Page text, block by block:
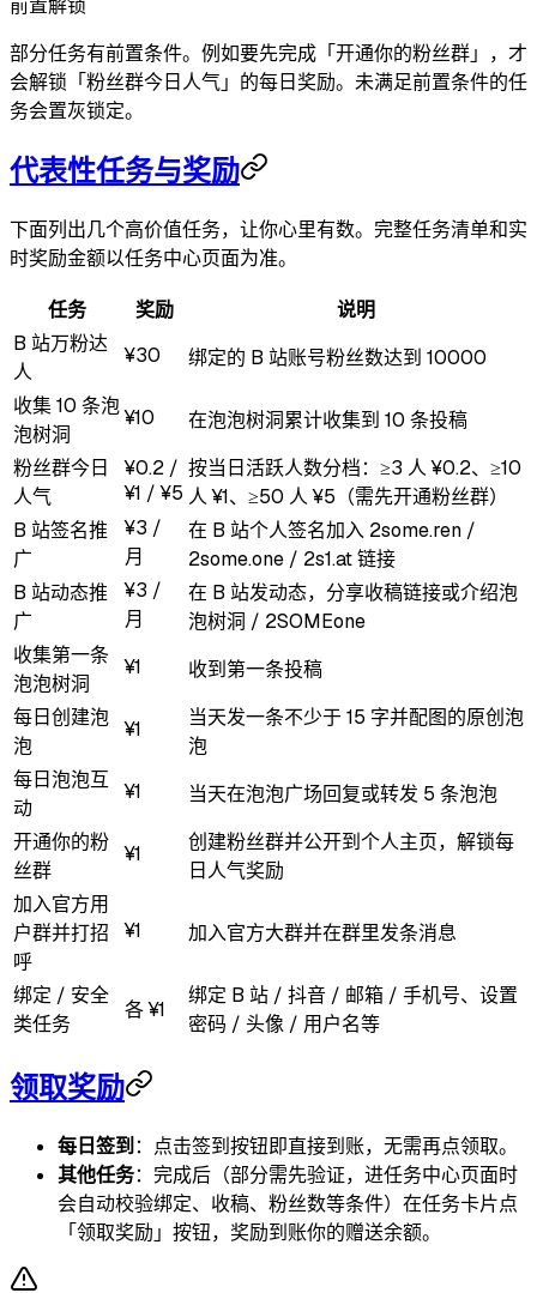
前置解锁
部分任务有前置条件。例如要先完成「开通你的粉丝群」，才
会解锁「粉丝群今日人气」的每日奖励。未满足前置条件的任
务会置灰锁定。
代表性任务与奖励
下面列出几个高价值任务，让你心里有数。完整任务清单和实
时奖励金额以任务中心页面为准。
任务 奖励
说明
B 站万粉达
人
¥30
绑定的 B 站账号粉丝数达到 10000
收集 10 条泡
泡树洞
¥10
在泡泡树洞累计收集到 10 条投稿
粉丝群今日
人气
¥0.2 /
¥1 / ¥5
按当日活跃人数分档：≥3 人 ¥0.2、≥10
人 ¥1、≥50 人 ¥5（需先开通粉丝群）
B 站签名推
广
¥3 /
月
在 B 站个人签名加入 2some.ren /
2some.one / 2s1.at 链接
B 站动态推
广
¥3 /
月
在 B 站发动态，分享收稿链接或介绍泡
泡树洞 / 2SOMEone
收集第一条
泡泡树洞
¥1
收到第一条投稿
每日创建泡
泡
¥1
当天发一条不少于 15 字并配图的原创泡
泡
每日泡泡互
动
¥1
当天在泡泡广场回复或转发 5 条泡泡
开通你的粉
丝群
¥1
创建粉丝群并公开到个人主页，解锁每
日人气奖励
加入官方用
户群并打招
呼
¥1 加入官方大群并在群里发条消息
绑定 / 安全
类任务
各 ¥1
绑定 B 站 / 抖音 / 邮箱 / 手机号、设置
密码 / 头像 / 用户名等
领取奖励
每日签到 ：点击签到按钮即直接到账，无需再点领取。
其他任务：完成后（部分需先验证，进任务中心页面时
会自动校验绑定、收稿、粉丝数等条件）在任务卡片点
「领取奖励」按钮，奖励到账你的赠送余额。